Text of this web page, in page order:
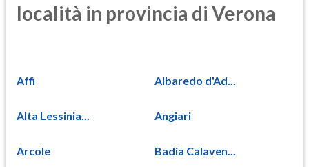
località in provincia di Verona
Affi Albaredo d'Ad...
Alta Lessinia... Angiari
Arcole Badia Calaven...